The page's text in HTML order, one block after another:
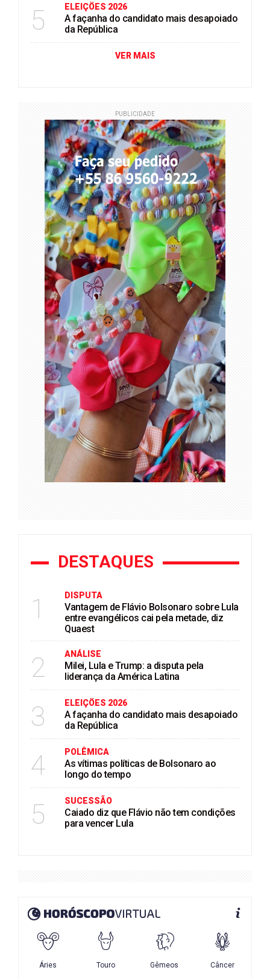
5 ELEIÇÖES 2026
A façanha do candidato mais desapoiado
da República
VER MAIS
PUBLICIDADE
DESTAQUES
1 DISPUTA
Vantagem de Flávio Bolsonaro sobre Lula
entre evangélicos cai pela metade, diz
Quaest
2 ANÁLISE
Milei, Lula e Trump: a disputa pela
liderança da América Latina
3 ELEIÇÖES 2026
A façanha do candidato mais desapoiado
da República
4 POLÊMICA
As vítimas políticas de Bolsonaro ao
longo do tempo
5 SUCESSÃO
Caiado diz que Flávio não tem condições
para vencer Lula